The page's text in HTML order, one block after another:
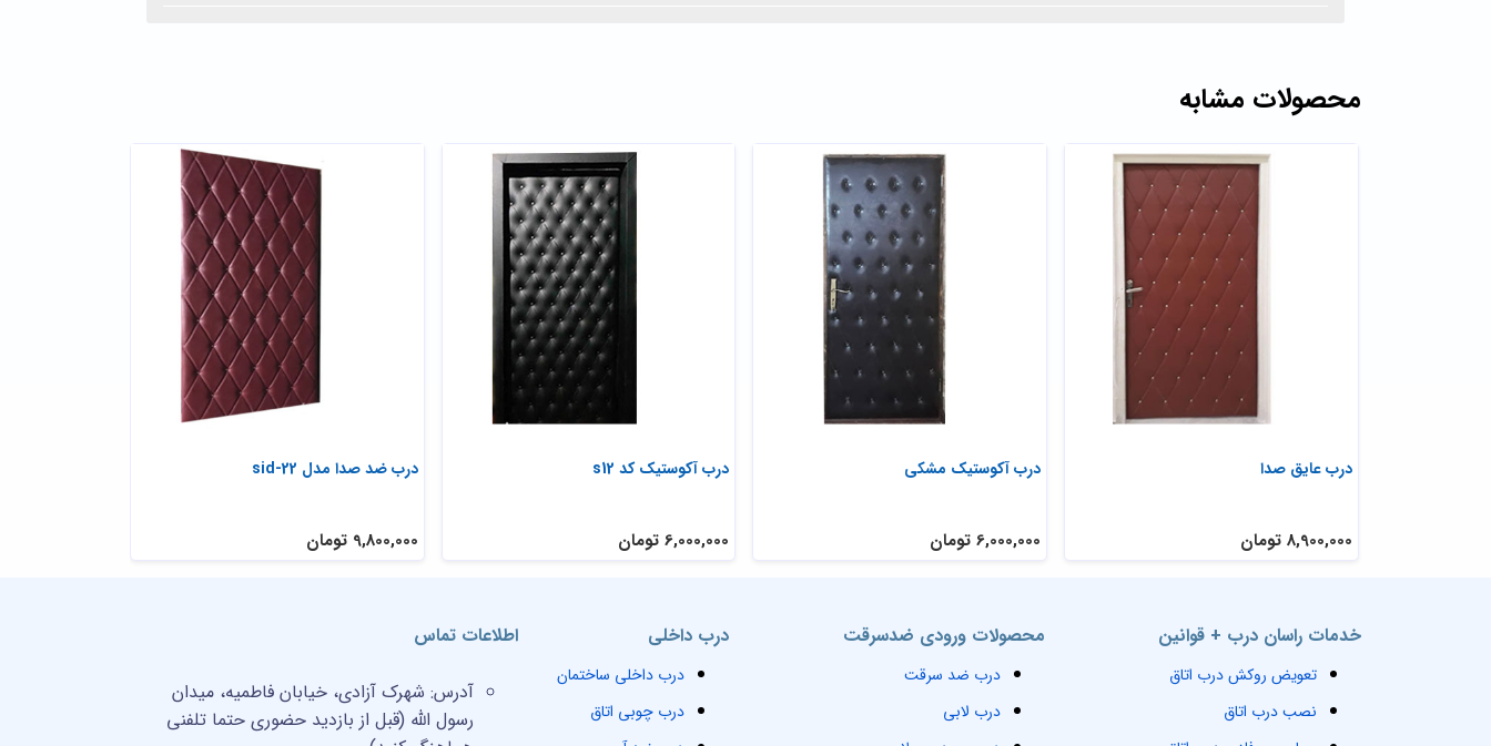
محصولات مشابه
درب ضد صدا مدل sid-22
9,800,000 تومان
درب آکوستیک کد s12
6,000,000 تومان
درب آکوستیک مشکی
6,000,000 تومان
درب عایق صدا
8,900,000 تومان
خدمات راسان درب + قوانین
تعویض روکش درب اتاق
نصب درب اتاق
محصولات ورودی ضدسرقت
درب ضد سرقت
درب لابی
درب داخلی
درب داخلی ساختمان
درب چوبی اتاق
اطلاعات تماس
آدرس: شهرک آزادی، خیابان فاطمیه، میدان
رسول الله (قبل از بازدید حضوری حتما تلفنی